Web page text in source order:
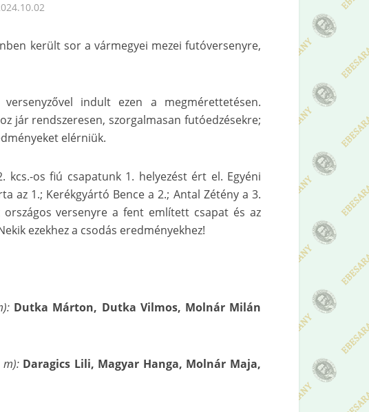
került sor a vármegyei mezei futóversenyre,
indult ezen a megmérettetésen.
jár rendszeresen, szorgalmasan futóedzésekre;
elérniük.
os fiú csapatunk 1. helyezést ért el. Egyéni
az 1.; Kerékgyártó Bence a 2.; Antal Zétény a 3.
országos versenyre a fent említett csapat és az
ezekhez a csodás eredményekhez!
Dutka Márton, Dutka Vilmos, Molnár Milán
m): Daragics Lili, Magyar Hanga, Molnár Maja,